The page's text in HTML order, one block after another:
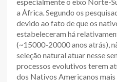
especialmente o eixo Norte-
a África. Segundo os
devido ao fato de que os
estabeleceram há
(~15000-20000 anos atrás),
seleção natural atuar nesse
processos evolutivos terem
dos Nativos Americanos